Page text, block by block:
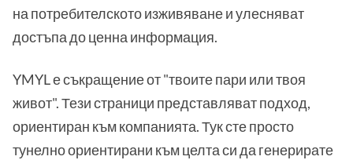
на потребителското изживяване и улесняват
достъпа до ценна информация.
YMYL е съкращение от "твоите пари или твоя
живот". Тези страници представляват подход,
ориентиран към компанията. Тук сте просто
тунелно ориентирани към целта си да генерирате